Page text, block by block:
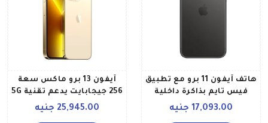
هاتف آيفون 11 برو مع تطبيق
فيس تايم بذاكرة داخلية
سعة 256 جيجابايت يدعم17,093.00 جنيه
آيفون 13 برو ماكس سعة
256 جيجابايت يدعم تقنية 5G
مع فيس تايم لون ذهبي
25,945.00 جنيه